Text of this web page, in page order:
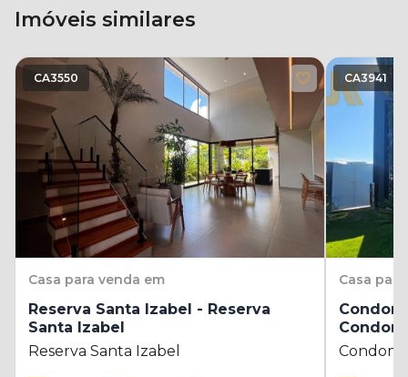
Imóveis similares
CA3550
Casa para venda em
Reserva Santa Izabel - Reserva
Santa Izabel
Reserva Santa Izabel
CA3941
Casa
Barra